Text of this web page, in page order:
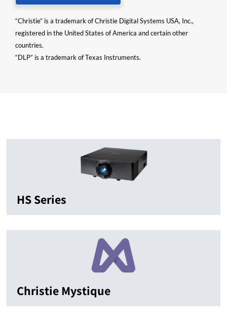
“Christie” is a trademark of Christie Digital Systems USA, Inc.,
registered in the United States of America and certain other
countries.
“DLP” is a trademark of Texas Instruments.
HS Series
Christie Mystique